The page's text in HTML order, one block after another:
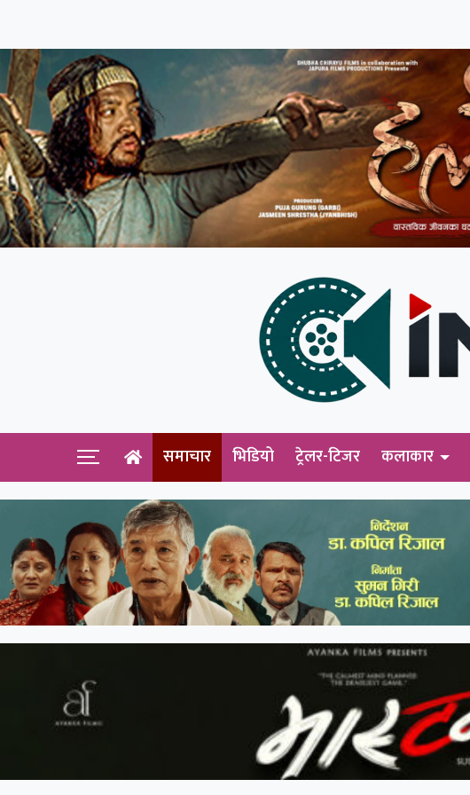
समाचार भिडियो ट्रेलर-टिजर कलाकार